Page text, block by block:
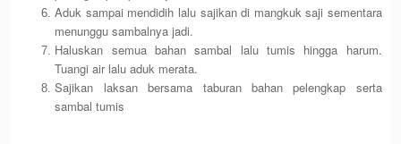
Aduk sampai mendidih lalu sajikan di mangkuk saji sementara
menunggu sambalnya jadi.
Haluskan semua bahan sambal lalu tumis hingga harum.
Tuangi air lalu aduk merata.
Sajikan laksan bersama taburan bahan pelengkap serta
sambal tumis